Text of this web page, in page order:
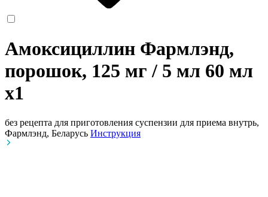
Амоксициллин Фармлэнд,
порошок, 125 мг / 5 мл 60 мл
x1
без рецепта для приготовления суспензии для приема внутрь,
Фармлэнд, Беларусь Инструкция